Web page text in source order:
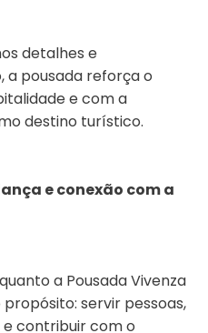
detalhes e
a pousada reforça o
e com a
destino turístico.
e conexão com a
a Pousada Vivenza
servir pessoas,
contribuir com o